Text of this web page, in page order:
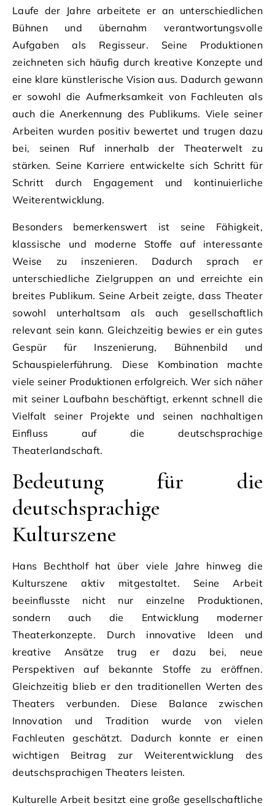
Laufe der Jahre arbeitete er an unterschiedlichen
Bühnen und übernahm verantwortungsvolle
Aufgaben als Regisseur. Seine Produktionen
zeichneten sich häufig durch kreative Konzepte und
eine klare künstlerische Vision aus. Dadurch gewann
er sowohl die Aufmerksamkeit von Fachleuten als
auch die Anerkennung des Publikums. Viele seiner
Arbeiten wurden positiv bewertet und trugen dazu
bei, seinen Ruf innerhalb der Theaterwelt zu
stärken. Seine Karriere entwickelte sich Schritt für
Schritt durch Engagement und kontinuierliche
Weiterentwicklung.
Besonders bemerkenswert ist seine Fähigkeit,
klassische und moderne Stoffe auf interessante
Weise zu inszenieren. Dadurch sprach er
unterschiedliche Zielgruppen an und erreichte ein
breites Publikum. Seine Arbeit zeigte, dass Theater
sowohl unterhaltsam als auch gesellschaftlich
relevant sein kann. Gleichzeitig bewies er ein gutes
Gespür für Inszenierung, Bühnenbild und
Schauspielerführung. Diese Kombination machte
viele seiner Produktionen erfolgreich. Wer sich näher
mit seiner Laufbahn beschäftigt, erkennt schnell die
Vielfalt seiner Projekte und seinen nachhaltigen
Einfluss auf die deutschsprachige
Theaterlandschaft.
Bedeutung für die
deutschsprachige
Kulturszene
Hans Bechtholf hat über viele Jahre hinweg die
Kulturszene aktiv mitgestaltet. Seine Arbeit
beeinflusste nicht nur einzelne Produktionen,
sondern auch die Entwicklung moderner
Theaterkonzepte. Durch innovative Ideen und
kreative Ansätze trug er dazu bei, neue
Perspektiven auf bekannte Stoffe zu eröffnen.
Gleichzeitig blieb er den traditionellen Werten des
Theaters verbunden. Diese Balance zwischen
Innovation und Tradition wurde von vielen
Fachleuten geschätzt. Dadurch konnte er einen
wichtigen Beitrag zur Weiterentwicklung des
deutschsprachigen Theaters leisten.
Kulturelle Arbeit besitzt eine große gesellschaftliche